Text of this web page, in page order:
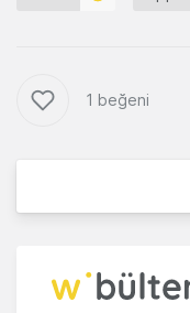
1 beğeni